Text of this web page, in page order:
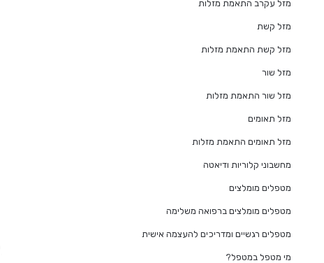
מזל עקרב התאמת מזלות
מזל קשת
מזל קשת התאמת מזלות
מזל שור
מזל שור התאמת מזלות
מזל תאומים
מזל תאומים התאמת מזלות
מחשבוני קלוריות ודיאטה
מטפלים מומלצים
מטפלים מומלצים ברפואה משלימה
מטפלים רגשיים ומדריכים להעצמה אישית
מי מטפל במטפל?